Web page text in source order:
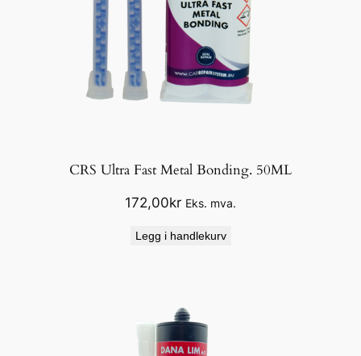
CRS Ultra Fast Metal Bonding. 50ML
172,00kr Eks. mva.
Legg i handlekurv